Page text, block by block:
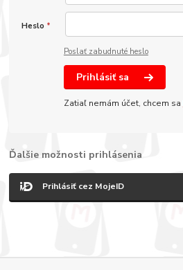
Heslo *
Poslať zabudnuté heslo
Prihlásiť sa
Zatiaľ nemám účet, chcem sa
Ďalšie možnosti prihlásenia
Prihlásiť cez MojeID